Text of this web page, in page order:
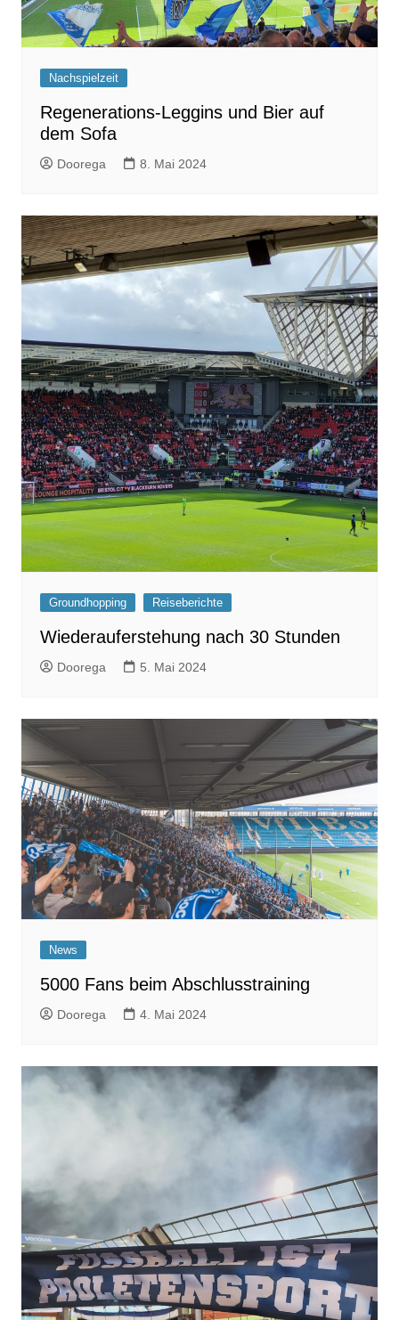
Nachspielzeit
Regenerations-Leggins und Bier auf
dem Sofa
Doorega 8. Mai 2024
Groundhopping Reiseberichte
Wiederauferstehung nach 30 Stunden
Doorega 5. Mai 2024
News
5000 Fans beim Abschlusstraining
Doorega 4. Mai 2024